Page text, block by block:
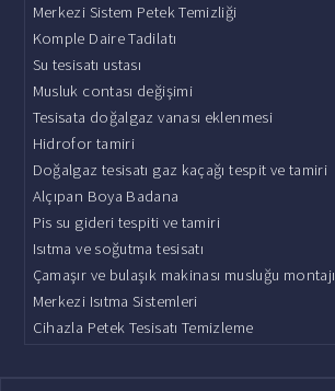
Merkezi Sistem Petek Temizliği
Komple Daire Tadilatı
Su tesisatı ustası
Musluk contası değişimi
Tesisata doğalgaz vanası eklenmesi
Hidrofor tamiri
Doğalgaz tesisatı gaz kaçağı tespit ve tamiri
Alçıpan Boya Badana
Pis su gideri tespiti ve tamiri
Isıtma ve soğutma tesisatı
Çamaşır ve bulaşık makinası musluğu montajı
Merkezi Isıtma Sistemleri
Cihazla Petek Tesisatı Temizleme